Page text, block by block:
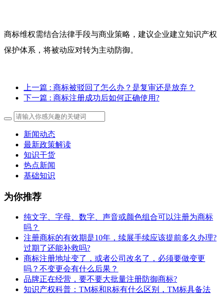
商标维权需结合法律手段与商业策略，建议企业建立知识产权
保护体系，将被动应对转为主动防御。
上一篇 : 商标被驳回了怎么办？是复审还是放弃？
下一篇 : 商标注册成功后如何正确使用?
新闻动态
最新政策解读
知识干货
热点新闻
基础知识
为你推荐
纯文字、字母、数字、声音或颜色组合可以注册为商标
吗？
注册商标的有效期是10年，续展手续应该提前多久办理?
过期了还能补救吗?
商标注册地址变了，或者公司改名了，必须要做变更
吗？不变更会有什么后果？
​品牌正在经营，要不要大批量注册防御商标?
知识产权科普：TM标和R标有什么区别，TM标具备法